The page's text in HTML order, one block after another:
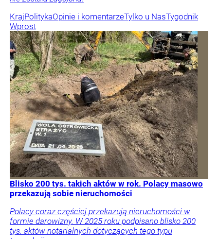
KrajPolitykaOpinie i komentarzeTylko u NasTygodnik
Wprost
Blisko 200 tys. takich aktów w rok. Polacy masowo
przekazują sobie nieruchomości
Polacy coraz częściej przekazują nieruchomości w
formie darowizny. W 2025 roku podpisano blisko 200
tys. aktów notarialnych dotyczących tego typu